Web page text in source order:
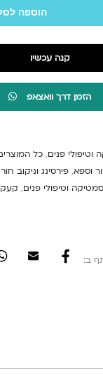
הוספה לסל
קנה עכשיו
הזמן דרך וואצאפ
וטיפולי פנים, כל
וספא, פירסינג וניקוב
וטיפולי פנים,
ב: